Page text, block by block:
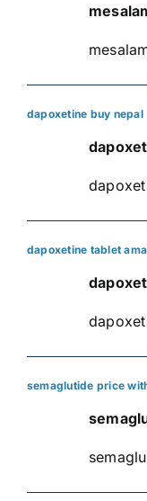
dapoxetine buy nepal
dapoxetine tablet
semaglutide price